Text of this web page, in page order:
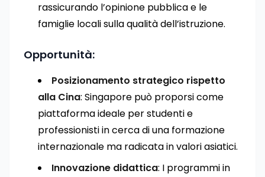
rassicurando l’opinione pubblica e le
famiglie locali sulla qualità dell’istruzione.
Opportunità:
Posizionamento strategico rispetto
alla Cina: Singapore può proporsi come
piattaforma ideale per studenti e
professionisti in cerca di una formazione
internazionale ma radicata in valori asiatici.
Innovazione didattica: I programmi in